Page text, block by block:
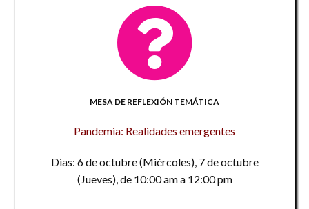
MESA DE REFLEXIÓN TEMÁTICA
Pandemia: Realidades emergentes
Dias: 6 de octubre (Miércoles), 7 de octubre
(Jueves), de 10:00 am a 12:00 pm